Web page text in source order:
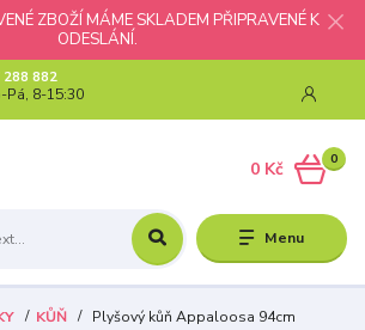
ZBOŽÍ MÁME SKLADEM PŘIPRAVENÉ K
ODESLÁNÍ.
Menu
882
Pá, 8-15:30
0
0 Kč
KŮŇ Plyšový kůň Appaloosa 94cm